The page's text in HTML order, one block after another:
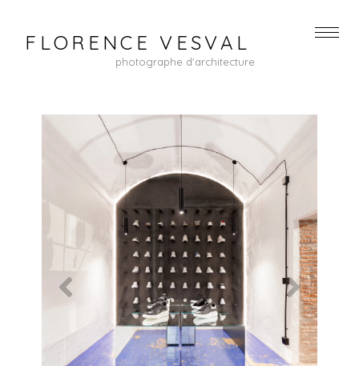
FLORENCE VESVAL
photographe d'architecture